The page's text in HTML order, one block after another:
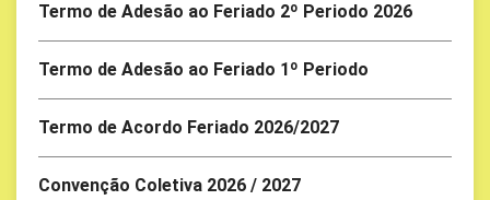
Termo de Adesão ao Feriado 2º Periodo 2026
Termo de Adesão ao Feriado 1º Periodo
Termo de Acordo Feriado 2026/2027
Convenção Coletiva 2026 / 2027